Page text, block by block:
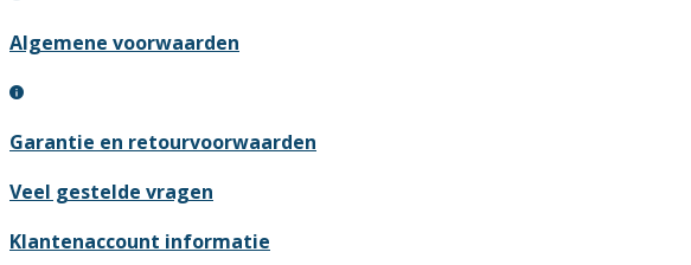
Algemene voorwaarden
Garantie en retourvoorwaarden
Veel gestelde vragen
Klantenaccount informatie